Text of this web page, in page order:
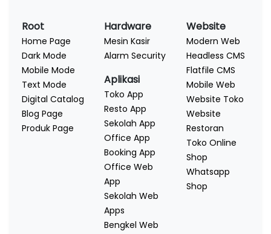
Root
Home Page
Dark Mode
Mobile Mode
Text Mode
Digital Catalog
Blog Page
Produk Page
Hardware
Mesin Kasir
Alarm Security
Aplikasi
Toko App
Resto App
Sekolah App
Office App
Booking App
Office Web
App
Sekolah Web
Apps
Bengkel Web
Website
Modern Web
Headless CMS
Flatfile CMS
Mobile Web
Website Toko
Website
Restoran
Toko Online
Shop
Whatsapp
Shop